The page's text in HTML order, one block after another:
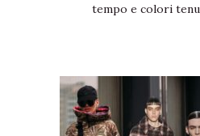
tempo e colori